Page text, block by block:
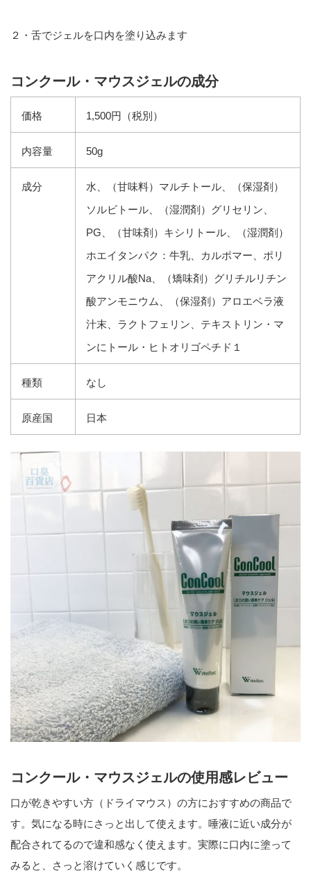
２・舌でジェルを口内を塗り込みます
コンクール・マウスジェルの成分
価格 1,500円（税別）
内容量 50g
成分
水、（甘味料）マルチトール、（保湿剤）
ソルビトール、（湿潤剤）グリセリン、
PG、（甘味剤）キシリトール、（湿潤剤）
ホエイタンパク：牛乳、カルポマー、ポリ
アクリル酸Na、（矯味剤）グリチルリチン
酸アンモニウム、（保湿剤）アロエベラ液
汁末、ラクトフェリン、テキストリン・マ
ンにトール・ヒトオリゴペチド１
種類 なし
原産国 日本
コンクール・マウスジェルの使用感レビュー
口が乾きやすい方（ドライマウス）の方におすすめの商品で
す。気になる時にさっと出して使えます。唾液に近い成分が
配合されてるので違和感なく使えます。実際に口内に塗って
みると、さっと溶けていく感じです。